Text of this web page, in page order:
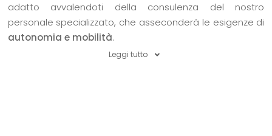
adatto avvalendoti della consulenza del nostro
personale specializzato, che asseconderà le esigenze di
autonomia e mobilità.
Leggi tutto